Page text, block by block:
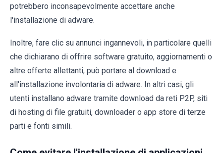
potrebbero inconsapevolmente accettare anche
l'installazione di adware.
Inoltre, fare clic su annunci ingannevoli, in particolare quelli
che dichiarano di offrire software gratuito, aggiornamenti o
altre offerte allettanti, può portare al download e
all'installazione involontaria di adware. In altri casi, gli
utenti installano adware tramite download da reti P2P, siti
di hosting di file gratuiti, downloader o app store di terze
parti e fonti simili.